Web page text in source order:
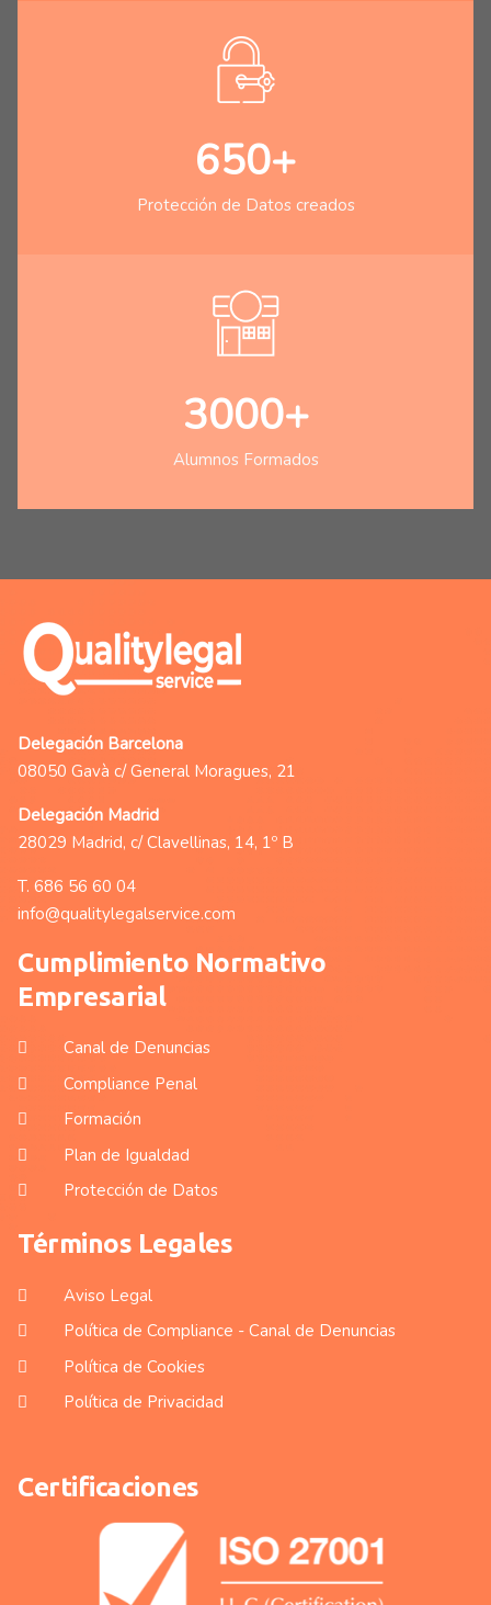
650+
Protección de Datos creados
3000+
Alumnos Formados
Delegación Barcelona
08050 Gavà c/ General Moragues, 21
Delegación Madrid
28029 Madrid, c/ Clavellinas, 14, 1º B
T. 686 56 60 04
info@qualitylegalservice.com
Cumplimiento Normativo
Empresarial
Canal de Denuncias
Compliance Penal
Formación
Plan de Igualdad
Protección de Datos
Términos Legales
Aviso Legal
Política de Compliance - Canal de Denuncias
Política de Cookies
Política de Privacidad
Certificaciones